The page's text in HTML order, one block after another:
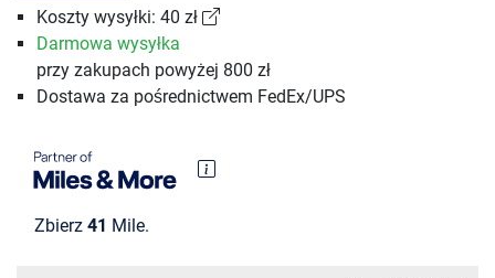
Koszty wysyłki: 40 zł
Darmowa wysyłka
przy zakupach powyżej 800 zł
Dostawa za pośrednictwem FedEx/UPS
Zbierz 41 Mile.